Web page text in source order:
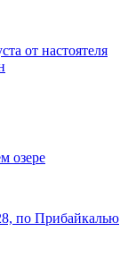
от настоятеля
озере
по Прибайкалью